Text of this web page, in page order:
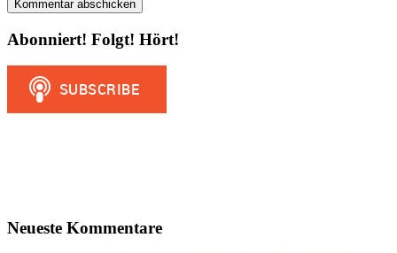
Abonniert! Folgt! Hört!
Neueste Kommentare